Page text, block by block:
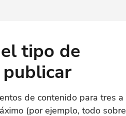
tipo de
de contenido para tres a
(por ejemplo, todo sobre